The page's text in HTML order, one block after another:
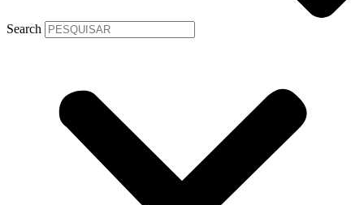
Search